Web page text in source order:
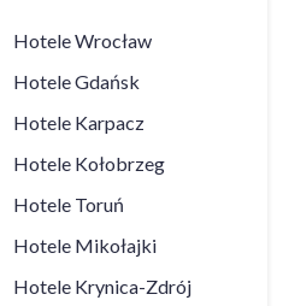
HoteleWrocław
HoteleGdańsk
Hotele Karpacz
Hotele Kołobrzeg
Hotele Toruń
Hotele Mikołajki
Hotele Krynica-Zdrój